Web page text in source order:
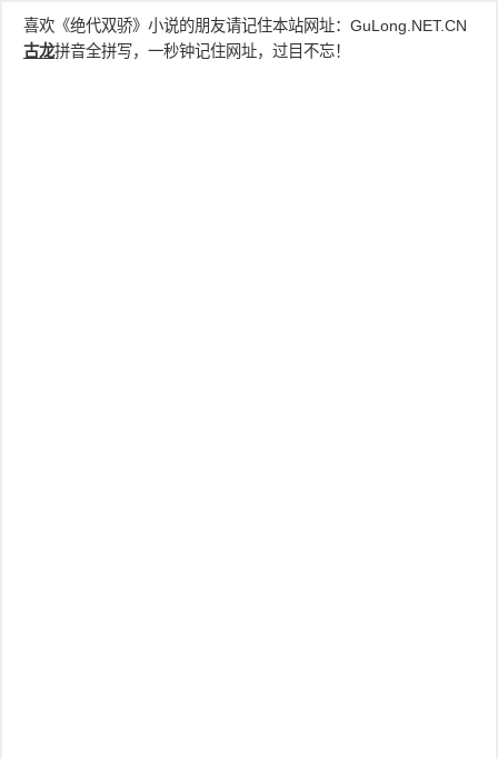
喜欢《绝代双骄》小说的朋友请记住本站网址： GuLong.NET.CN
古龙拼音全拼写，一秒钟记住网址，过目不忘！